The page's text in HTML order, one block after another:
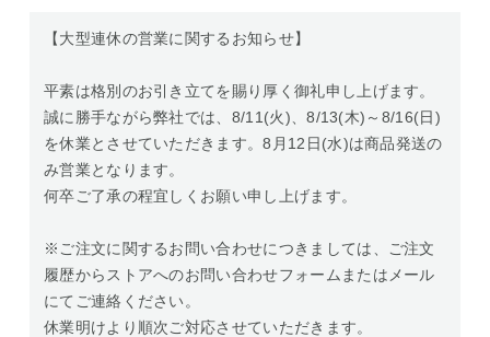
【大型連休の営業に関するお知らせ】
平素は格別のお引き立てを賜り厚く御礼申し上げます。
誠に勝手ながら弊社では、8/11(火)、8/13(木)～8/16(日)
を休業とさせていただきます。8月12日(水)は商品発送の
み営業となります。
何卒ご了承の程宜しくお願い申し上げます。
※ご注文に関するお問い合わせにつきましては、ご注文
履歴からストアへのお問い合わせフォームまたはメール
にてご連絡ください。
休業明けより順次ご対応させていただきます。